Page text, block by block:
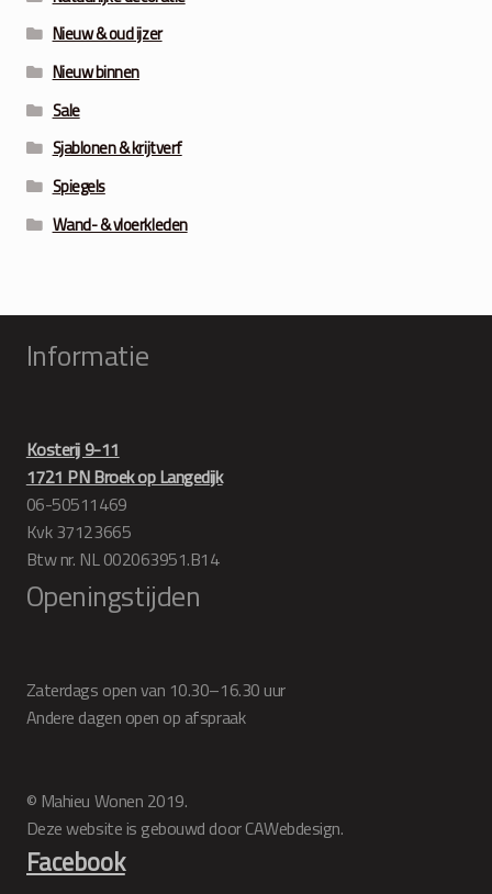
Nieuw & oud ijzer
Nieuw binnen
Sale
Sjablonen & krijtverf
Spiegels
Wand- & vloerkleden
Informatie
Kosterij 9-11
1721 PN Broek op Langedijk
06-50511469
Kvk 37123665
Btw nr. NL 002063951.B14
Openingstijden
Zaterdags open van 10.30–16.30 uur
Andere dagen open op afspraak
© Mahieu Wonen 2019.
Deze website is gebouwd door CAWebdesign.
Facebook